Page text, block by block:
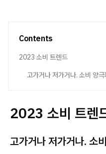
Contents
2023 소비 트렌드
고가거나 저가거나. 소비 양
2023 소비 트렌
고가거나 저가거나. 소